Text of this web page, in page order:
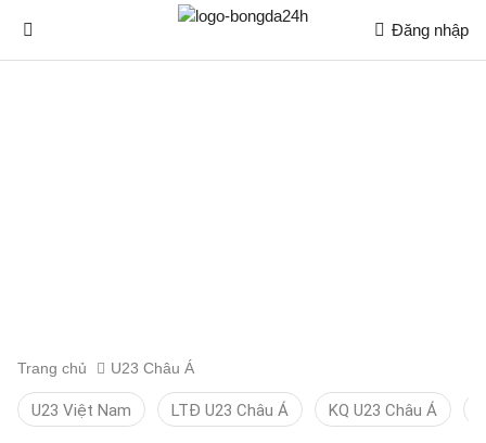
Đăng nhập
Trang chủ U23 Châu Á
U23 Việt Nam LTĐ U23 Châu Á KQ U23 Châu Á